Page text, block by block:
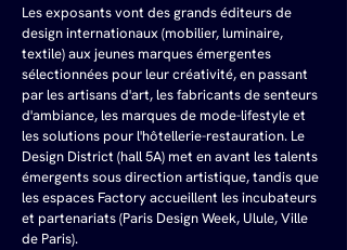
Les exposants vont des grands éditeurs de
design internationaux (mobilier, luminaire,
textile) aux jeunes marques émergentes
sélectionnées pour leur créativité, en passant
par les artisans d'art, les fabricants de senteurs
d'ambiance, les marques de mode-lifestyle et
les solutions pour l'hôtellerie-restauration. Le
Design District (hall 5A) met en avant les talents
émergents sous direction artistique, tandis que
les espaces Factory accueillent les incubateurs
et partenariats (Paris Design Week, Ulule, Ville
de Paris).